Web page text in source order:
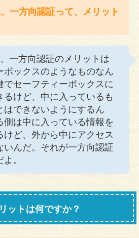
一方向認証って、メリット
一方向認証のメリットは
ボックスのようなものなん
でセーフティーボックスに
るけど、中に入っているも
はできないようにするん
側は中に入っている情報を
けど、外から中にアクセス
いんだ。それが一方向認証
。
ットは何ですか？